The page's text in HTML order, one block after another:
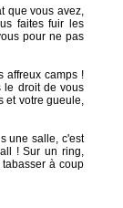
que vous avez,
faites fuir les
pour ne pas
affreux camps !
le droit de vous
et votre gueule,
une salle, c'est
! Sur un ring,
à coup